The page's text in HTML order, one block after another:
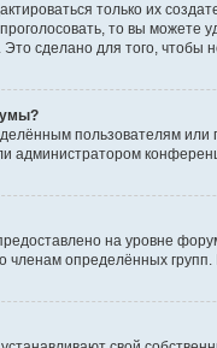
только их
то вы можете
сделано для того,
пользователям или
администратором
на уровне
членам определённых